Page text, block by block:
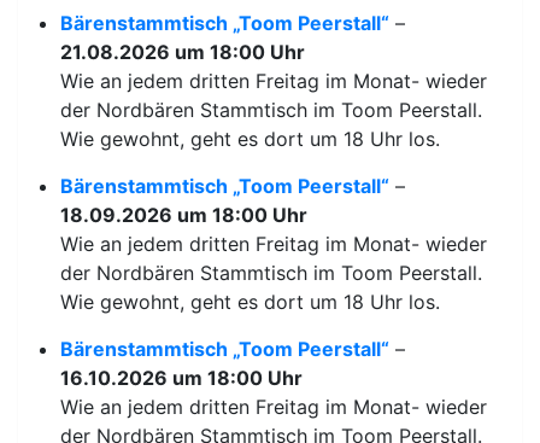
Bärenstammtisch „Toom Peerstall“ –
21.08.2026 um 18:00 Uhr
Wie an jedem dritten Freitag im Monat- wieder
der Nordbären Stammtisch im Toom Peerstall.
Wie gewohnt, geht es dort um 18 Uhr los.
Bärenstammtisch „Toom Peerstall“ –
18.09.2026 um 18:00 Uhr
Wie an jedem dritten Freitag im Monat- wieder
der Nordbären Stammtisch im Toom Peerstall.
Wie gewohnt, geht es dort um 18 Uhr los.
Bärenstammtisch „Toom Peerstall“ –
16.10.2026 um 18:00 Uhr
Wie an jedem dritten Freitag im Monat- wieder
der Nordbären Stammtisch im Toom Peerstall.